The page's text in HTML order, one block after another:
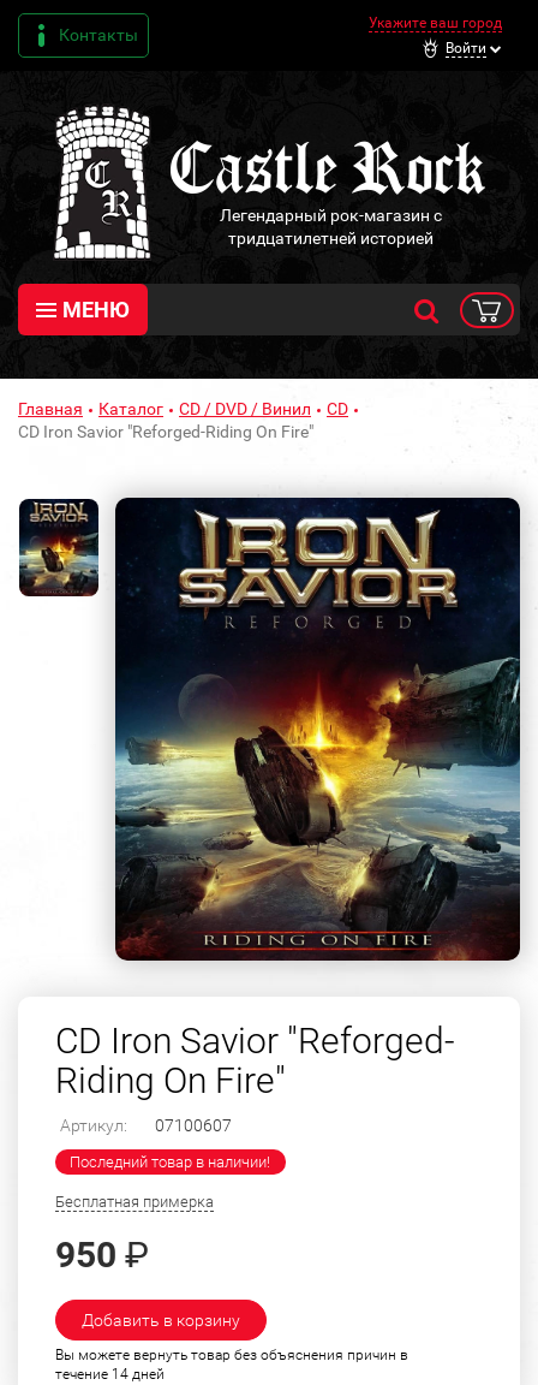
Контакты
Укажите ваш город
Войти
Легендарный рок-магазин с
тридцатилетней историей
МЕНЮ
Главная Каталог CD / DVD / Винил
CD
CD Iron Savior "Reforged-Riding On Fire"
CD Iron Savior "Reforged-
Riding On Fire"
Артикул: 07100607
Последний товар в наличии!
Бесплатная примерка
950 ₽
Добавить в корзину
Вы можете вернуть товар без объяснения причин в
течение 14 дней